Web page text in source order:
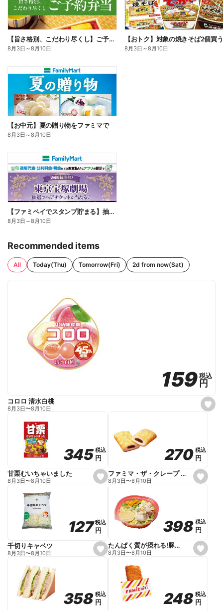
【旨さ格別、こだわり尽くし】ご予約弁当
8月3日 ～8月10日 8月3日 ～8月10日
【お中元】夏の贈り物をファミマで
8月3日 ～8月10日
【ファミペイでスタンプ貯まる】抽選でペアチケットが当たる!
8月3日 ～8月10日
Recommended items
All Today(Thu) Tomorrow(Fri) 2d from now(Sat)
s
e
159
159税込
税込
円
円
コロロ 清水白桃
8月3日〜8月10日
s
e
o
r
i
e
345
345税込
税込
円
円
甘栗むいちゃいました
8月3日〜8月10日
s
e
o
r
i
e
270
270 税込
税込
円
円
ファミマ・ザ・クレープ 生チョコ
8月3日〜8月10日
s
e
o
r
i
127
127税込
税込
円
円
千切りキャベツ
8月3日〜8月10日
s
e
o
r
i
398
398 税込
税込
円
円
たんぱく質が摂れる!豚しゃぶのパスタサラダ
8月3日〜8月10日
358
358税込
税込
円
円
248
248 税込
税込
円
円